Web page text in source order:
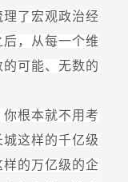
了宏观政治经
，从每一个维
可能、无数的
根本就不用考
这样的千亿级
的万亿级的企